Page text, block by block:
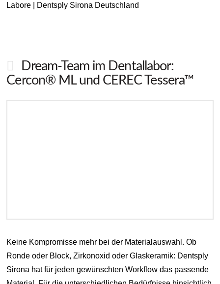
Labore | Dentsply Sirona Deutschland
Dream-Team im Dentallabor:
Cercon® ML und CEREC Tessera™
Keine Kompromisse mehr bei der Materialauswahl. Ob
Ronde oder Block, Zirkonoxid oder Glaskeramik: Dentsply
Sirona hat für jeden gewünschten Workflow das passende